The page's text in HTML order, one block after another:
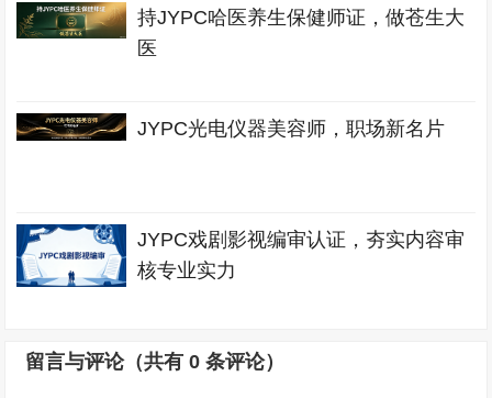
持JYPC哈医养生保健师证，做苍生大
医
JYPC光电仪器美容师，职场新名片
JYPC戏剧影视编审认证，夯实内容审
核专业实力
留言与评论（共有0 条评论）